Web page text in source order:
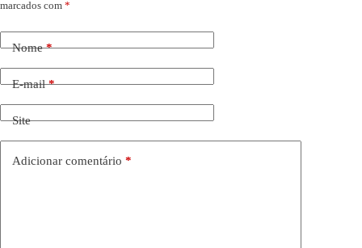
marcados com *
Nome*
E-mail*
Site
Adicionar comentário *